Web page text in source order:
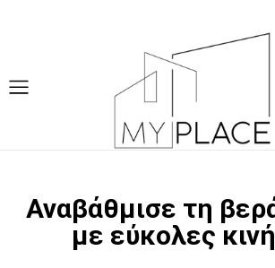
Αναβάθμισε τη
με εύκολες